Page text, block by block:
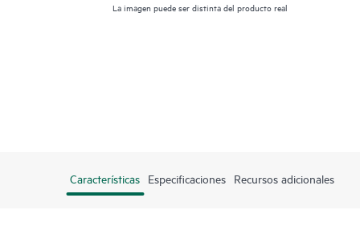
La imagen puede ser distinta del producto real
Características Especificaciones Recursos adicionales